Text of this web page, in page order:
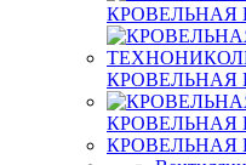
КРОВЕЛЬНАЯ
КРОВЕЛЬНАЯ
КРОВЕЛЬНАЯ
КРОВЕЛЬНАЯ